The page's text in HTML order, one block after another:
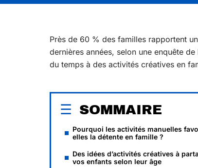
Près de 60 % des familles rapportent
dernières années, selon une enquête
du temps à des activités créatives en
SOMMAIRE
Pourquoi les activités manuelles
elles la détente en famille ?
Des idées d’activités créatives à
vos enfants selon leur âge